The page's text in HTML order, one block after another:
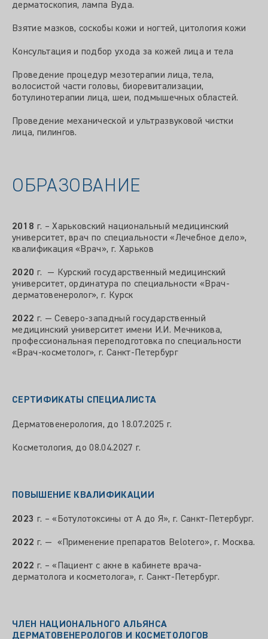
дерматоскопия, лампа Вуда.
Взятие мазков, соскобы кожи и ногтей, цитология кожи
Консультация и подбор ухода за кожей лица и тела
Проведение процедур мезотерапии лица, тела,
волосистой части головы, биоревитализации,
ботулинотерапии лица, шеи, подмышечных областей.
Проведение механической и ультразвуковой чистки
лица, пилингов.
ОБРАЗОВАНИЕ
2018 г. – Харьковский национальный медицинский
университет, врач по специальности «Лечебное дело»,
квалификация «Врач», г. Харьков
2020 г. — Курский государственный медицинский
университет, ординатура по специальности «Врач-
дерматовенеролог», г. Курск
2022 г. — Северо-западный государственный
медицинский университет имени И.И. Мечникова,
профессиональная переподготовка по специальности
«Врач-косметолог», г. Санкт-Петербург
СЕРТИФИКАТЫ СПЕЦИАЛИСТА
Дерматовенерология, до 18.07.2025 г.
Косметология, до 08.04.2027 г.
ПОВЫШЕНИЕ КВАЛИФИКАЦИИ
2023 г. – «Ботулотоксины от А до Я», г. Санкт-Петербург.
2022 г. — «Применение препаратов Belotero», г. Москва.
2022 г. – «Пациент с акне в кабинете врача-
дерматолога и косметолога», г. Санкт-Петербург.
ЧЛЕН НАЦИОНАЛЬНОГО АЛЬЯНСА
ДЕРМАТОВЕНЕРОЛОГОВ И КОСМЕТОЛОГОВ